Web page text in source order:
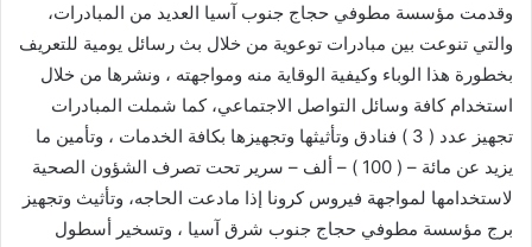
وقدمت مؤسسة مطوفي حجاج جنوب آسيا العديد من المبادرات،
والتي تنوعت بين مبادرات توعوية من خلال بث رسائل يومية للتعريف
بخطورة هذا الوباء وكيفية الوقاية منه ومواجهته ، ونشرها من خلال
استخدام كافة وسائل التواصل الاجتماعي، كما شملت المبادرات
تجهيز عدد ( 3 ) فنادق وتأثيثها وتجهيزها بكافة الخدمات ، وتأمين ما
يزيد عن مائة – ( 100 ) – ألف – سرير تحت تصرف الشؤون الصحية
لاستخدامها لمواجهة فيروس كرونا إذا مادعت الحاجه، وتأثيث وتجهيز
برج مؤسسة مطوفي حجاج جنوب شرق آسيا ، وتسخير أسطول